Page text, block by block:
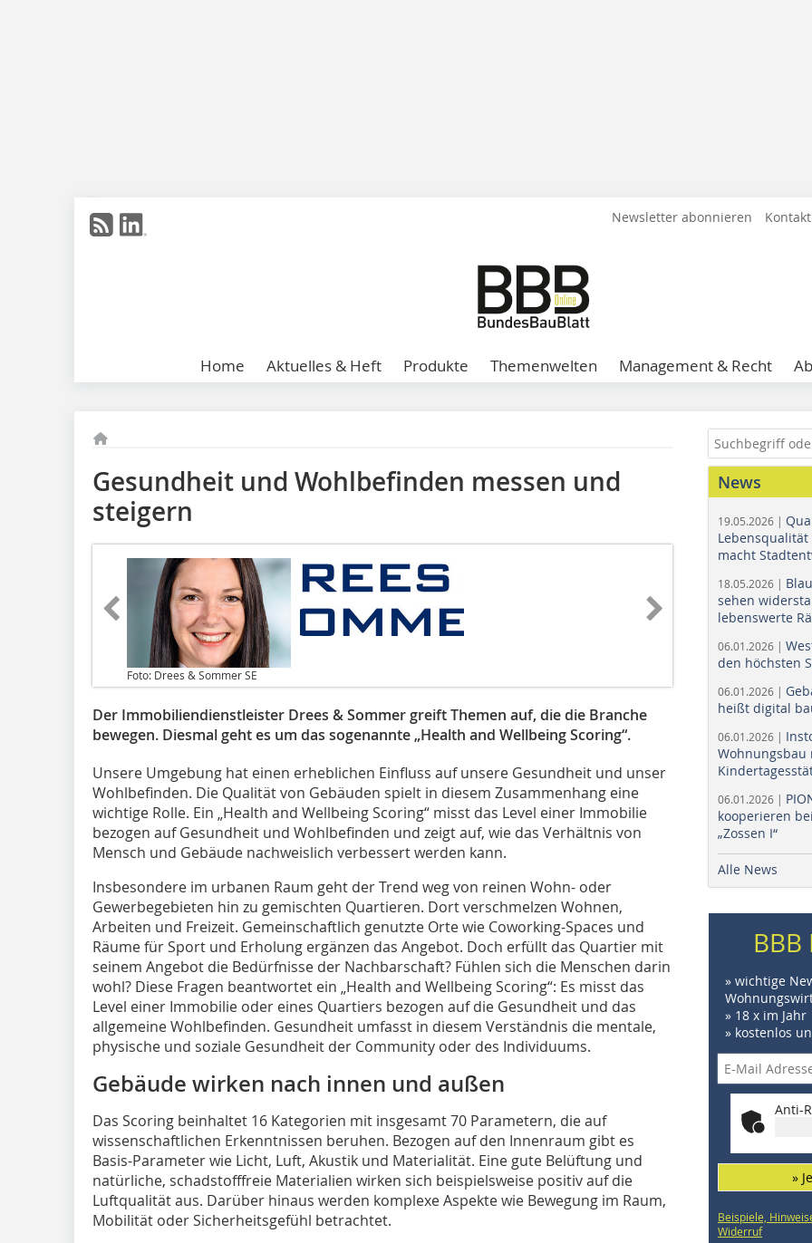
Newsletter abonnieren
Home Aktuelles & Heft Produkte Themenwelten Management & Recht
Gesundheit und Wohlbefinden messen und
steigern
Foto: Drees & Sommer SE
Der Immobiliendienstleister Drees & Sommer greift Themen auf, die die Branche
bewegen. Diesmal geht es um das sogenannte „Health and Wellbeing Scoring“.
Unsere Umgebung hat einen erheblichen Einfluss auf unsere Gesundheit und unser
Wohlbefinden. Die Qualität von Gebäuden spielt in diesem Zusammenhang eine
wichtige Rolle. Ein „Health and Wellbeing Scoring“ misst das Level einer Immobilie
bezogen auf Gesundheit und Wohlbefinden und zeigt auf, wie das Verhältnis von
Mensch und Gebäude nachweislich verbessert werden kann.
Insbesondere im urbanen Raum geht der Trend weg von reinen Wohn- oder
Gewerbegebieten hin zu gemischten Quartieren. Dort verschmelzen Wohnen,
Arbeiten und Freizeit. Gemeinschaftlich genutzte Orte wie Coworking-Spaces und
Räume für Sport und Erholung ergänzen das Angebot. Doch erfüllt das Quartier mit
seinem Angebot die Bedürfnisse der Nachbarschaft? Fühlen sich die Menschen darin
wohl? Diese Fragen beantwortet ein „Health and Wellbeing Scoring“: Es misst das
Level einer Immobilie oder eines Quartiers bezogen auf die Gesundheit und das
allgemeine Wohlbefinden. Gesundheit umfasst in diesem Verständnis die mentale,
physische und soziale Gesundheit der Community oder des Individuums.
Gebäude wirken nach innen und außen
Das Scoring beinhaltet 16 Kategorien mit insgesamt 70 Parametern, die auf
wissenschaftlichen Erkenntnissen beruhen. Bezogen auf den Innenraum gibt es
Basis-Parameter wie Licht, Luft, Akustik und Materialität. Eine gute Belüftung und
natürliche, schadstofffreie Materialien wirken sich beispielsweise positiv auf die
Luftqualität aus. Darüber hinaus werden komplexe Aspekte wie Bewegung im Raum,
Mobilität oder Sicherheitsgefühl betrachtet.
News
19.05.2026 |
macht
18.05.2026 |
sehen
lebenswerte
06.01.2026 |
den höchsten
06.01.2026 |
heißt digital
06.01.2026 |
Wohnungsbau
06.01.2026 |
kooperieren
„Zossen I“
Alle News
» wichtige
» 18 x im Jahr
» kostenlos
Anti-
»
Beispiele,
Widerruf